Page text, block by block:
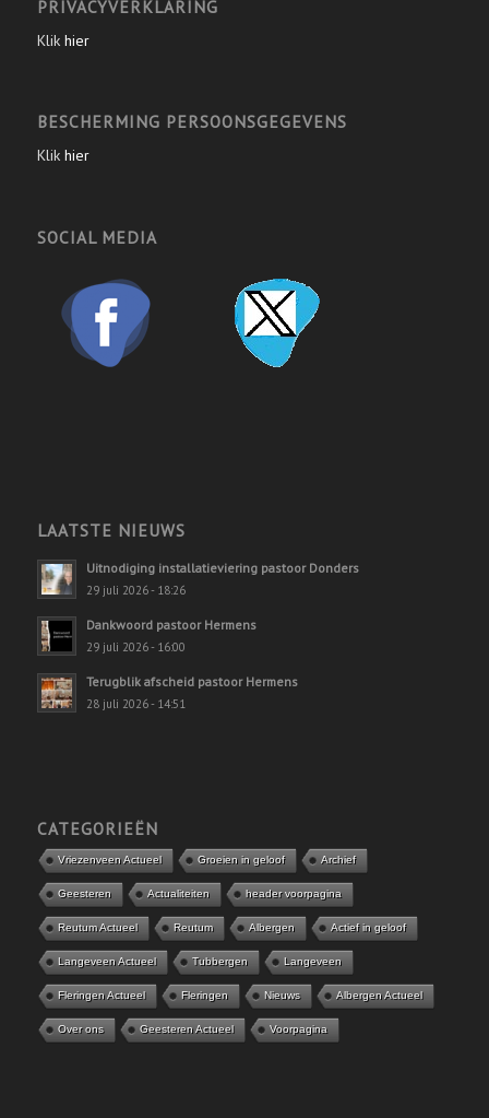
PRIVACYVERKLARING
Klik hier
BESCHERMING PERSOONSGEGEVENS
Klik hier
SOCIAL MEDIA
LAATSTE NIEUWS
Uitnodiging installatieviering pastoor Donders
29 juli 2026 - 18:26
Dankwoord pastoor Hermens
29 juli 2026 - 16:00
Terugblik afscheid pastoor Hermens
28 juli 2026 - 14:51
CATEGORIEËN
Vriezenveen Actueel Groeien in geloof Archief
Geesteren Actualiteiten header voorpagina
Reutum Actueel Reutum Albergen Actief in geloof
Langeveen Actueel Tubbergen Langeveen
Fleringen Actueel Fleringen Nieuws Albergen Actueel
Over ons Geesteren Actueel Voorpagina